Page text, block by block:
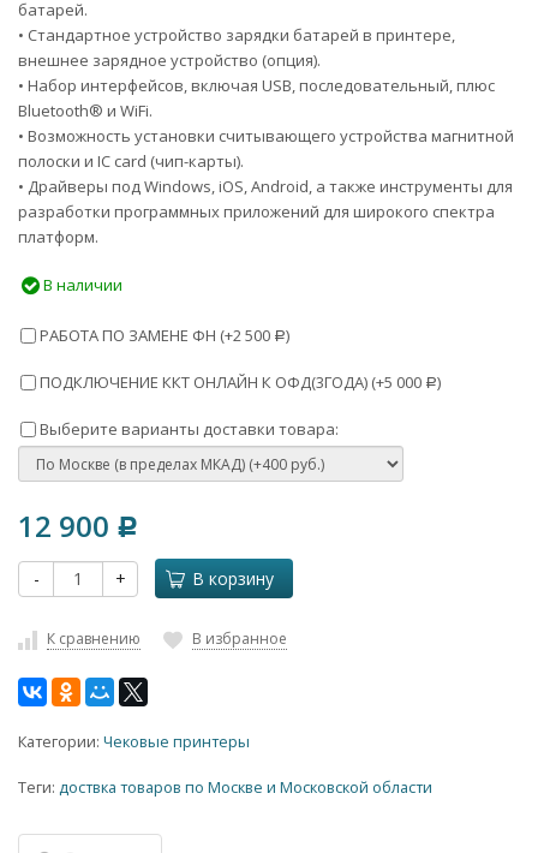
батарей.
• Стандартное устройство зарядки батарей в принтере,
внешнее зарядное устройство (опция).
• Набор интерфейсов, включая USB, последовательный, плюс
Bluetooth® и WiFi.
• Возможность установки считывающего устройства магнитной
полоски и IC card (чип-карты).
• Драйверы под Windows, iOS, Android, а также инструменты для
разработки программных приложений для широкого спектра
платформ.
В наличии
РАБОТА ПО ЗАМЕНЕ ФН (+2 500 Р)
ПОДКЛЮЧЕНИЕ ККТ ОНЛАЙН К ОФД(3ГОДА) (+5 000 Р)
Выберите варианты доставки товара:
12 900 Р
- + В корзину
К сравнению В избранное
Категории: Чековые принтеры
Теги: доствка товаров по Москве и Московской области